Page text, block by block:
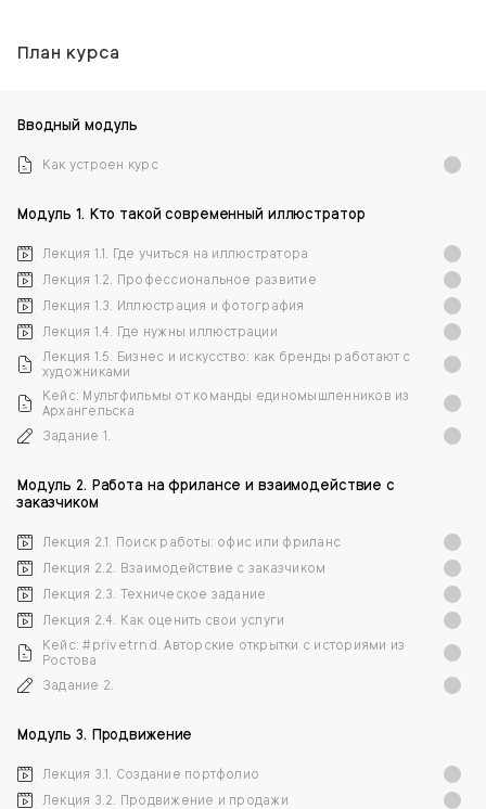
План курса
Вводный модуль
Как устроен курс
Модуль 1. Кто такой современный иллюстратор
Лекция 1.1. Где учиться на иллюстратора
Лекция 1.2. Профессиональное развитие
Лекция 1.3. Иллюстрация и фотография
Лекция 1.4. Где нужны иллюстрации
Лекция 1.5. Бизнес и искусство: как бренды работают с
художниками
Кейс: Мультфильмы от команды единомышленников из
Архангельска
Задание 1.
Модуль 2. Работа на фрилансе и взаимодействие с
заказчиком
Лекция 2.1. Поиск работы: офис или фриланс
Лекция 2.2. Взаимодействие с заказчиком
Лекция 2.3. Техническое задание
Лекция 2.4. Как оценить свои услуги
Кейс: #privetrnd. Авторские открытки с историями из
Ростова
Задание 2.
Модуль 3. Продвижение
Лекция 3.1. Создание портфолио
Лекция 3.2. Продвижение и продажи